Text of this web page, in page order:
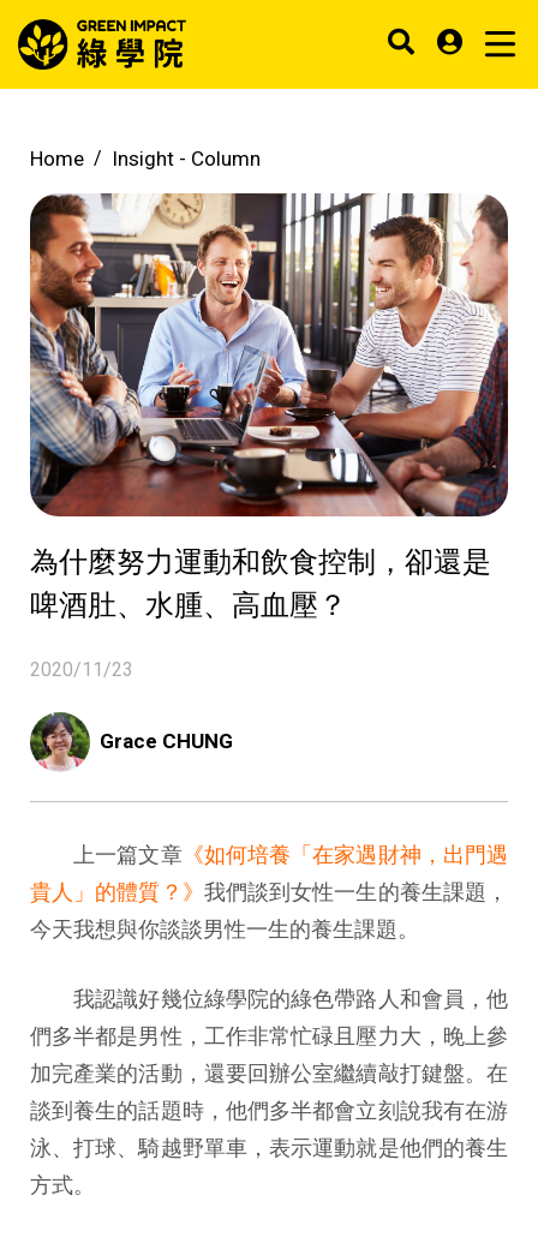
Home Insight - Column
為什麼努力運動和飲食控制，卻還是
啤酒肚、水腫、高血壓？
2020/11/23
Grace CHUNG
上一篇文章《如何培養「在家遇財神，出門遇
貴人」的體質？》 我們談到女性一生的養生課題，
今天我想與你談談男性一生的養生課題。
我認識好幾位綠學院的綠色帶路人和會員，他
們多半都是男性，工作非常忙碌且壓力大，晚上參
加完產業的活動，還要回辦公室繼續敲打鍵盤。在
談到養生的話題時，他們多半都會立刻說我有在游
泳、打球、騎越野單車，表示運動就是他們的養生
方式。